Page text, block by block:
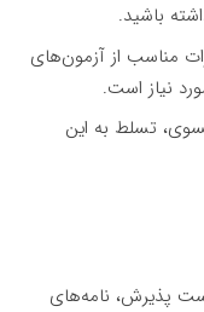
باشید.
مناسب از آزمون‌های
تسلط به این
پذیرش، نامه‌های